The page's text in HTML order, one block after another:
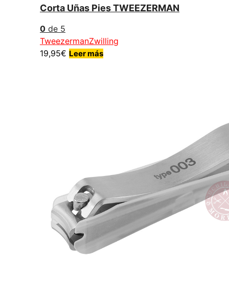
Corta Uñas Pies TWEEZERMAN
0 de 5
TweezermanZwilling
19,95€ Leer más